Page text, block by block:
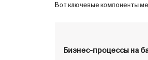
Вот ключевые компоненты
Бизнес-процессы на